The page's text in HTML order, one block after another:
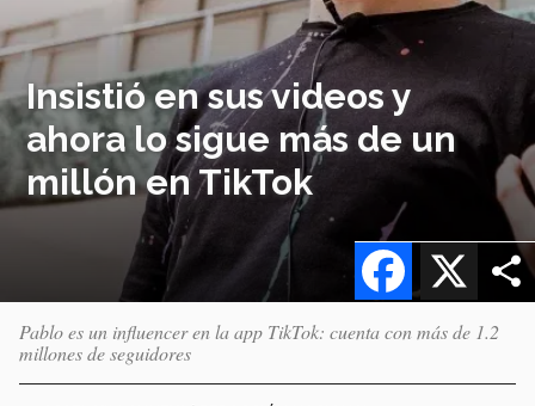
Insistió en sus videos y
ahora lo sigue más de un
millón en TikTok
X
Facebook
Pablo es un influencer en la app TikTok: cuenta con más de 1.2
millones de seguidores